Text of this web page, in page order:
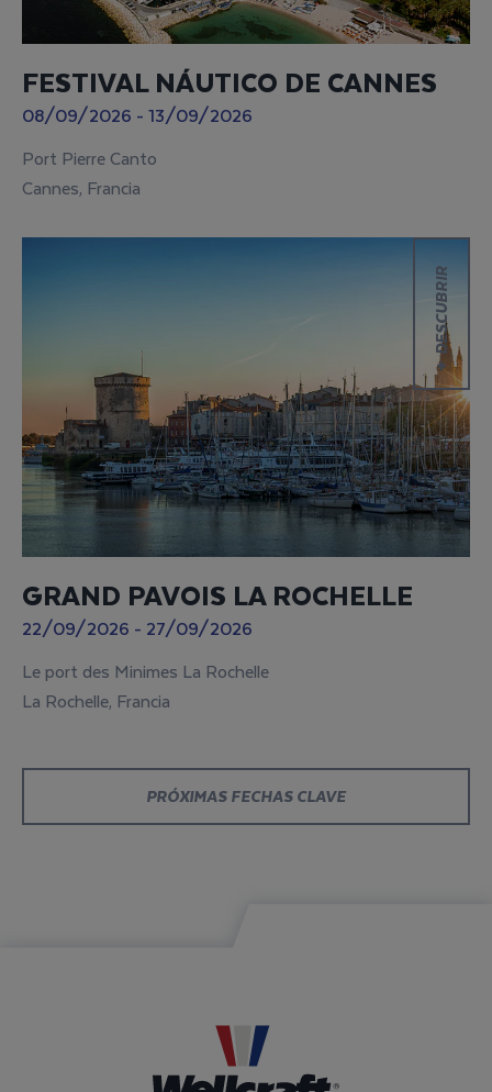
FESTIVAL NÁUTICO DE CANNES
08/09/2026 - 13/09/2026
Port Pierre Canto
Cannes, Francia
DESCUBRIR
GRAND PAVOIS LA ROCHELLE
22/09/2026 - 27/09/2026
Le port des Minimes La Rochelle
La Rochelle, Francia
PRÓXIMAS FECHAS CLAVE